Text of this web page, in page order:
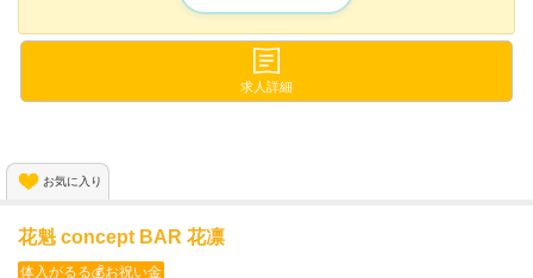
90%以上が業界未経験万全の研修制度で未経験でも大丈夫😌
本業界で働く女性の90%が整体・ストレッチ・フィットネスの経
求人詳細
お気に入り
花魁 concept BAR 花凛
体入がるる💰お祝い金